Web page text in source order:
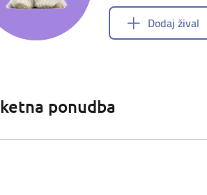
Dodaj žival
ponudba